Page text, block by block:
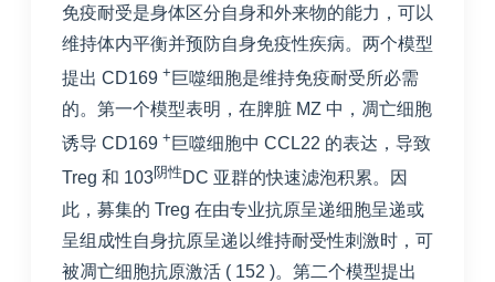
免疫耐受是身体区分自身和外来物的能力，可以
维持体内平衡并预防自身免疫性疾病。两个模型
提出 CD169 + 巨噬细胞是维持免疫耐受所必需
的。第一个模型表明，在脾脏 MZ 中，凋亡细胞
诱导 CD169 + 巨噬细胞中 CCL22 的表达，导致
Treg 和 103阴性 DC 亚群的快速滤泡积累。因
此，募集的 Treg 在由专业抗原呈递细胞呈递或
呈组成性自身抗原呈递以维持耐受性刺激时，可
被凋亡细胞抗原激活 ( 152 )。第二个模型提出